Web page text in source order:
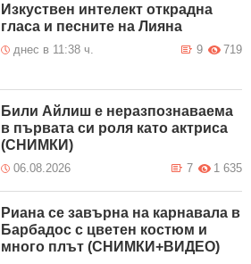
Изкуствен интелект открадна
гласа и песните на Лияна
днес в 11:38 ч. 719
9
Били Айлиш е неразпознаваема
в първата си роля като актриса
(СНИМКИ)
06.08.2026 1 635
7
Риана се завърна на карнавала в
Барбадос с цветен костюм и
много плът (СНИМКИ+ВИДЕО)